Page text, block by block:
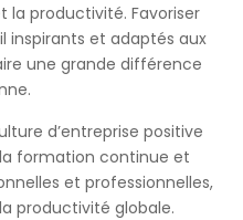
la productivité. Favoriser
inspirants et adaptés aux
une grande différence
d’entreprise positive
formation continue et
et professionnelles,
productivité globale.